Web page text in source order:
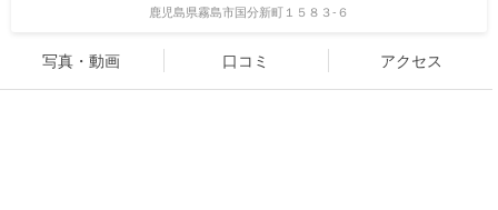
鹿児島県霧島市国分新町１５８３-６
写真・動画 口コミ アクセス